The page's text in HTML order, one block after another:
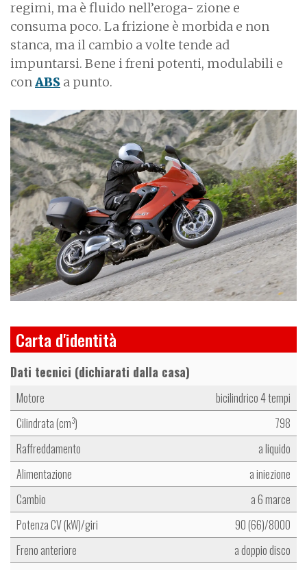
regimi, ma è fluido nell’eroga- zione e
consuma poco. La frizione è morbida e non
stanca, ma il cambio a volte tende ad
impuntarsi. Bene i freni potenti, modulabili e
conABS a punto.
Carta d'identità
Dati tecnici (dichiarati dalla casa)
Motore
bicilindrico 4 tempi
Cilindrata (cm3)
798
Raffreddamento
a liquido
Alimentazione
a iniezione
Cambio
a 6 marce
Potenza CV (kW)/giri
90 (66)/8000
Freno anteriore
a doppio disco